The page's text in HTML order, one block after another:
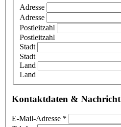
Adresse
Adresse
Postleitzahl
Postleitzahl
Stadt
Stadt
Land
Land
Kontaktdaten & Nachricht
E-Mail-Adresse *